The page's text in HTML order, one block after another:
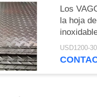
Los
la hoja
relieve